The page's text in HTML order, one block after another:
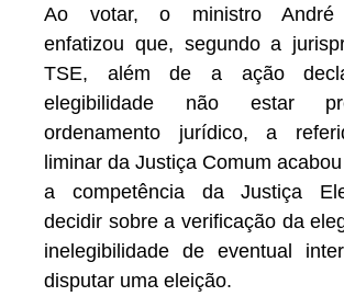
Ao votar, o ministro André
enfatizou que, segundo a
TSE, além de a ação
elegibilidade não estar
ordenamento jurídico, a
liminar da Justiça Comum
a competência da Justiça
decidir sobre a verificação da
inelegibilidade de eventual
disputar uma eleição.